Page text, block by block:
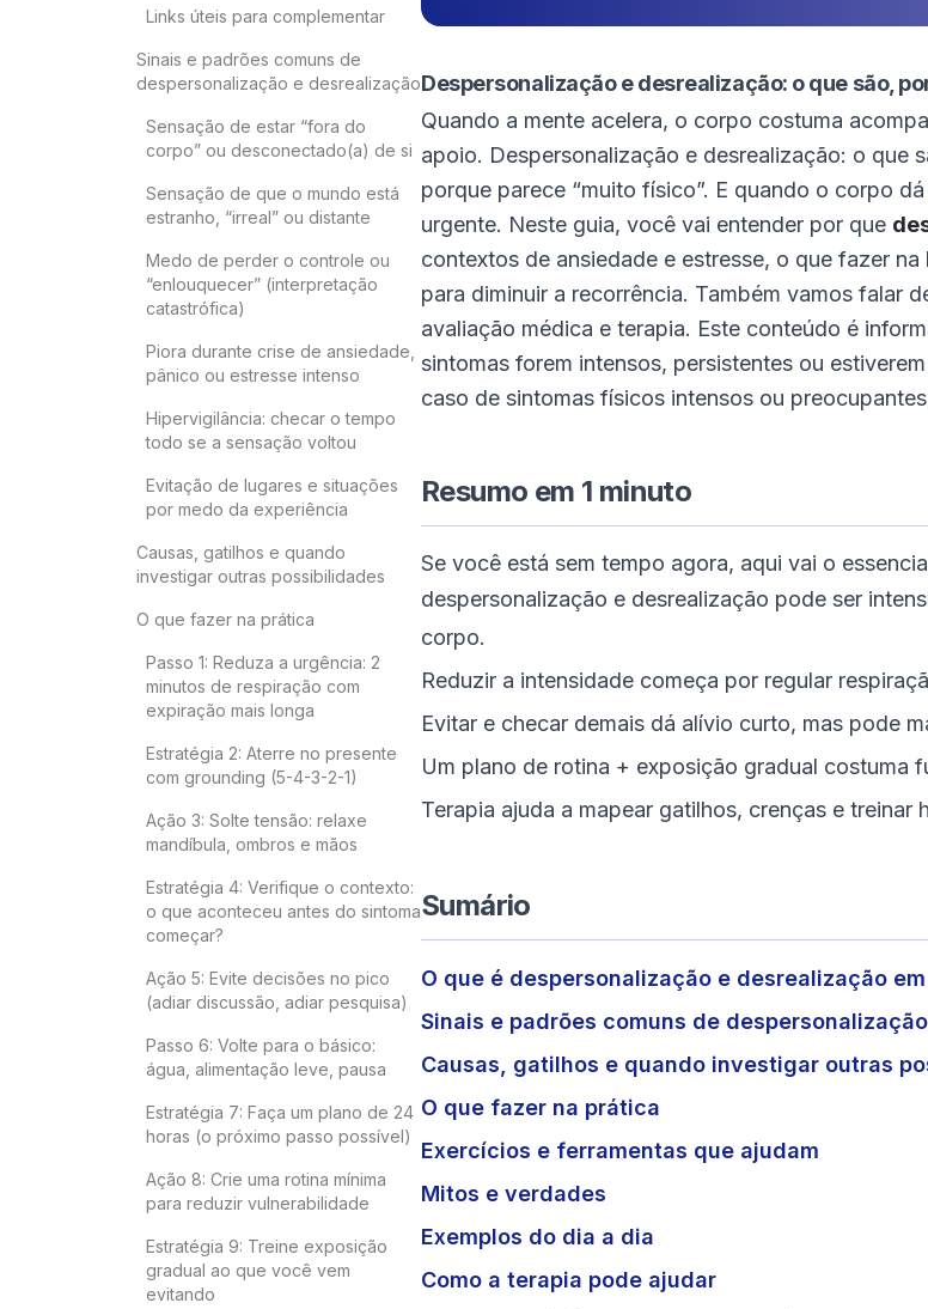
Links úteis para complementar
Sinais e padrões comuns de
despersonalização e desrealização
Sensação de estar “fora do
corpo” ou desconectado(a) de si
Sensação de que o mundo está
estranho, “irreal” ou distante
Medo de perder o controle ou
“enlouquecer” (interpretação
catastrófica)
Piora durante crise de ansiedade,
pânico ou estresse intenso
Hipervigilância: checar o tempo
todo se a sensação voltou
Evitação de lugares e situações
por medo da experiência
Causas, gatilhos e quando
investigar outras possibilidades
O que fazer na prática
Passo 1: Reduza a urgência: 2
minutos de respiração com
expiração mais longa
Estratégia 2: Aterre no presente
com grounding (5-4-3-2-1)
Ação 3: Solte tensão: relaxe
mandíbula, ombros e mãos
Estratégia 4: Verifique o contexto:
o que aconteceu antes do sintoma
começar?
Ação 5: Evite decisões no pico
(adiar discussão, adiar pesquisa)
Passo 6: Volte para o básico:
água, alimentação leve, pausa
Estratégia 7: Faça um plano de 24
horas (o próximo passo possível)
Ação 8: Crie uma rotina mínima
para reduzir vulnerabilidade
Estratégia 9: Treine exposição
gradual ao que você vem
evitando
Despersonalização e desrealização: o que são,
Quando a mente acelera, o corpo costuma
apoio. Despersonalização e desrealização: o que
porque parece “muito físico”. E quando o corpo
urgente. Neste guia, você vai entender por que
contextos de ansiedade e estresse, o que fazer
para diminuir a recorrência. Também vamos falar
avaliação médica e terapia. Este conteúdo é
sintomas forem intensos, persistentes ou
caso de sintomas físicos intensos ou
Resumo em 1 minuto
Se você está sem tempo agora, aqui vai o
despersonalização e desrealização pode ser
corpo.
Reduzir a intensidade começa por regular
Evitar e checar demais dá alívio curto, mas pode
Um plano de rotina + exposição gradual costuma
Terapia ajuda a mapear gatilhos, crenças e treinar
Sumário
O que é despersonalização e desrealização
Sinais e padrões comuns de
Causas, gatilhos e quando investigar outras
O que fazer na prática
Exercícios e ferramentas que ajudam
Mitos e verdades
Exemplos do dia a dia
Como a terapia pode ajudar